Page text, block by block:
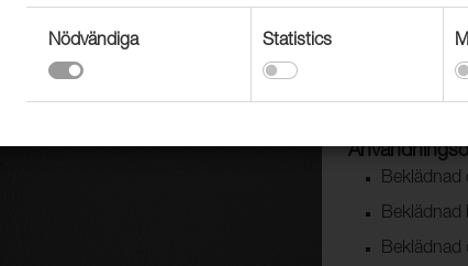
Tack vare
sin
sektorn.
Beklädnad
Beklädnad
Beklädnad
Nödvändiga Statistics